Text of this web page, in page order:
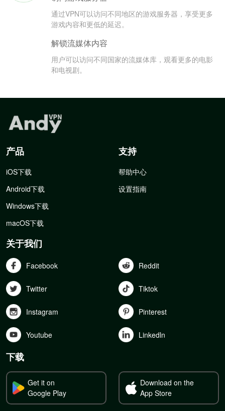
通过VPN可以访问不同地区的游戏服务器，享受更多
游戏内容和更低的延迟。
解锁流媒体内容
用户可以访问不同国家的流媒体库，观看更多的电影
和电视剧。
产品
iOS下载
Android下载
Windows下载
macOS下载
支持
帮助中心
设置指南
关于我们
Facebook Reddit
Twitter Tiktok
Instagram Pinterest
Youtube Linkedln
下载
Get it on
Google Play
Download on the
App Store